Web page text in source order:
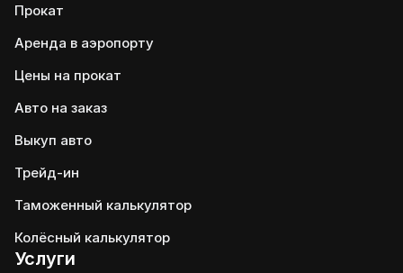
Прокат
Аренда в аэропорту
Цены на прокат
Авто на заказ
Выкуп авто
Трейд-ин
Таможенный калькулятор
Колёсный калькулятор
Услуги